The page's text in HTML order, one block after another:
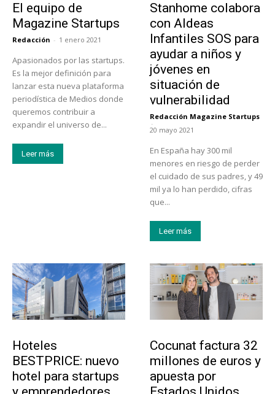
El equipo de
Magazine Startups
Redacción - 1 enero 2021
Apasionados por las startups.
Es la mejor definición para
lanzar esta nueva plataforma
periodística de Medios donde
queremos contribuir a
expandir el universo de...
Leer más
Stanhome colabora
con Aldeas
Infantiles SOS para
ayudar a niños y
jóvenes en
situación de
vulnerabilidad
Redacción Magazine Startups
-
20 mayo 2021
En España hay 300 mil
menores en riesgo de perder
el cuidado de sus padres, y 49
mil ya lo han perdido, cifras
que...
Leer más
Hoteles
BESTPRICE: nuevo
hotel para startups
Cocunat factura 32
millones de euros y
apuesta por